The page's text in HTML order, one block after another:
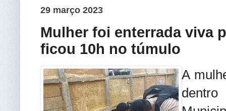
29 março 2023
Mulher foi enterrada viva
ficou 10h no túmulo
A